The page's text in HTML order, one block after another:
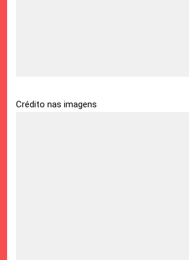
Crédito nas imagens